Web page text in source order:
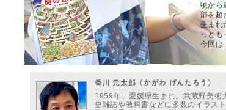
頃から
部を超
生まれ
っとも
今回は
香川 元太郎（かがわ げんたろう）
1959年、愛媛県生まれ。武蔵野美術
史雑誌や教科書などに多数のイラス